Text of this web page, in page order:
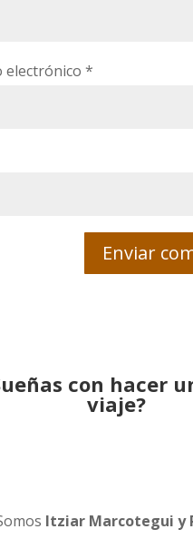
electrónico *
con hacer
viaje?
Itziar Marcotegui y